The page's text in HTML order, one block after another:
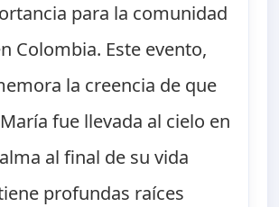
para la comunidad
Colombia. Este evento,
la creencia de que
fue llevada al cielo en
al final de su vida
profundas raíces